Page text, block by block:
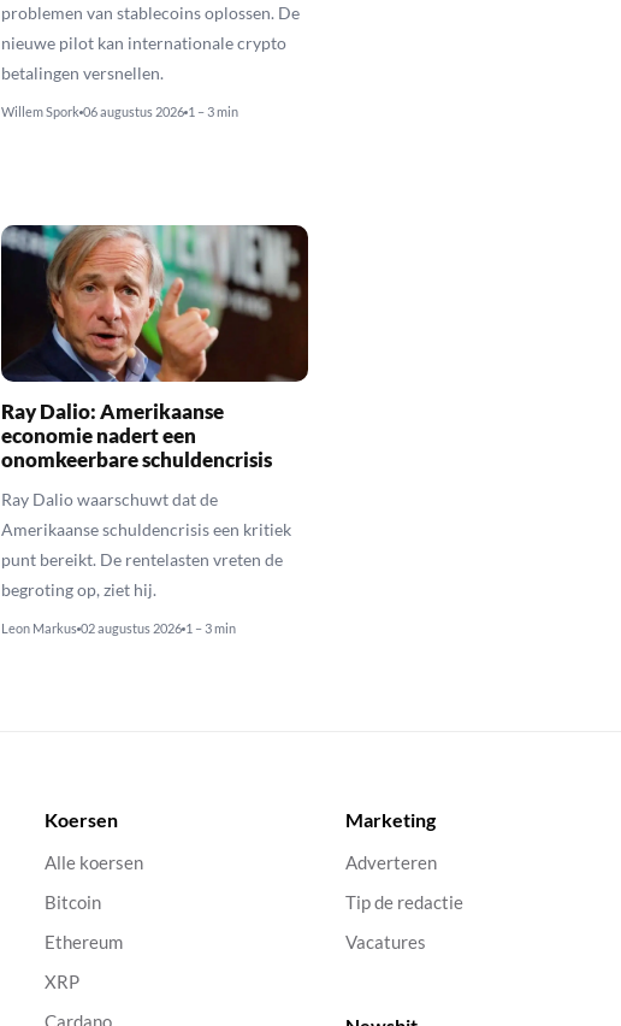
problemen van stablecoins oplossen. De
nieuwe pilot kan internationale crypto
betalingen versnellen.
Willem Spork 06 augustus 2026 1 – 3 min
Ray Dalio: Amerikaanse
economie nadert een
onomkeerbare schuldencrisis
Ray Dalio waarschuwt dat de
Amerikaanse schuldencrisis een kritiek
punt bereikt. De rentelasten vreten de
begroting op, ziet hij.
Leon Markus 02 augustus 2026 1 – 3 min
Koersen
Alle koersen
Bitcoin
Ethereum
XRP
Cardano
Marketing
Adverteren
Tip de redactie
Vacatures